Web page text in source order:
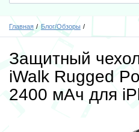
Главная Блог/Обзоры
Защитный
iWalk Rugged
2400 мАч для